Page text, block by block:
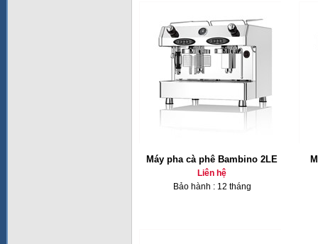
Máy pha cà phê Bambino 2LE
Liên hệ
Bảo hành : 12 tháng